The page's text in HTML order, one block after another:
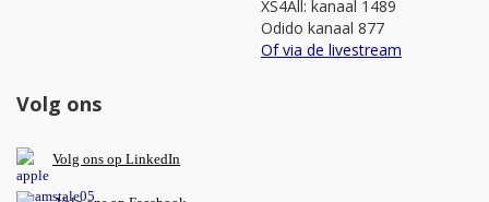
XS4All: kanaal 1489
Odido kanaal 877
Of via de livestream
Volg ons
Volg ons op LinkedIn